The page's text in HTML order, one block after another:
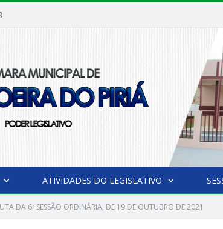
ATIVIDADES DO LEGISLATIVO
DA 6ª SESSÃO ORDINÁRIA, DE 19 DE OUTUBRO DE 2021